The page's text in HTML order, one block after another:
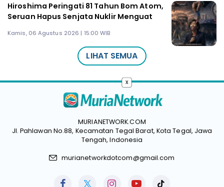
Hiroshima Peringati 81 Tahun Bom Atom,
Seruan Hapus Senjata Nuklir Menguat
Kamis, 06 Agustus 2026 | 15:00 WIB
LIHAT SEMUA
MURIANETWORK.COM
Jl. Pahlawan No.88, Kecamatan Tegal Barat, Kota Tegal, Jawa
Tengah, Indonesia
murianetworkdotcom@gmail.com
x